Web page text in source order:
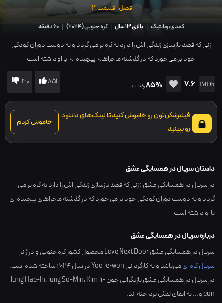
فصل 1 قسمت 13
کمدی، رمانتیک | بالای 13 سال | کره جنوبی(
2024
)
| 60 دقیقه
زنی که قصد بازسازی زندگی اش را دارد به کره بر می گردد و به دوست دوران کودکی
خود بر می خورد که در گذشته ماجراهای پیچیده ای با او داشته است
7.6
85%رضایت 851
140
فیلترشکن‌تون رو خاموش کنید تا لینک‌های دانلود
رو ببینید
خاموش کردم
داستان سریال در همسایگی عشق
در سریال در همسایگی عشق : زنی که قصد بازسازی زندگی اش را دارد به کره بر می
گردد و به دوست دوران کودکی خود بر می خورد که در گذشته ماجراهای پیچیده ای
با او داشته است
درباره سریال در همسایگی عشق
سریال در همسایگی عشق Love Next Door محصول کشور کره جنوبیو در ژانر
سریال کره ایمی‌باشد و به کارگردانیYoo Je-wonدر سال2024ساخته شده است.
در سریال در همسایگی عشق بازیگرانی چون
Jung Hae-In،Jung So-Min،Kim Ji-
eunو... به ایفای نقش پرداخته اند.